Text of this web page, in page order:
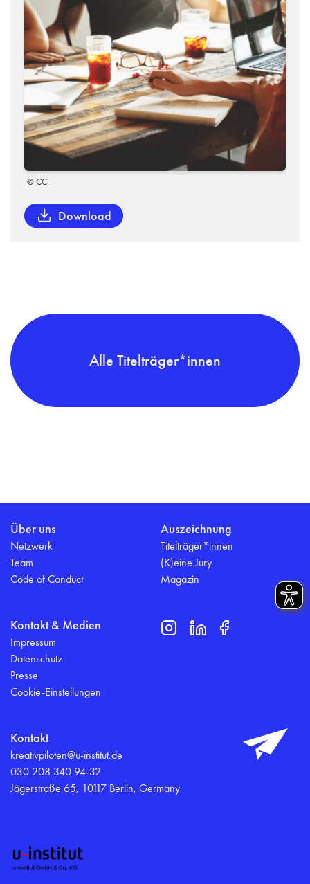
© CC
Download
Alle Titelträger*innen
Über uns
Netzwerk
Team
Code of Conduct
Auszeichnung
Titelträger*innen
(K)eine Jury
Magazin
Kontakt & Medien
Impressum
Datenschutz
Presse
Cookie-Einstellungen
Kontakt
kreativpiloten@u-institut.de
030 208 340 94-32
Jägerstraße 65, 10117 Berlin, Germany